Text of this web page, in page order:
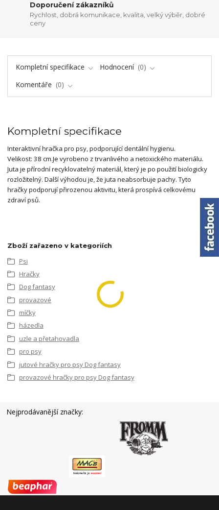
Doporučení zákazníků
Rychlost, dobrá komunikace, kvalita, velký výběr, dobré
ceny
Kompletní specifikace Hodnocení
0
Komentáře
0
Kompletní specifikace
Interaktivní hračka pro psy, podporující dentální hygienu.
Velikost: 38 cm.Je vyrobeno z trvanlivého a netoxického materiálu.
Juta je přírodní recyklovatelný materiál, který je po použití biologicky
rozložitelný. Další výhodou je, že juta neabsorbuje pachy. Tyto
hračky podporují přirozenou aktivitu, která prospívá celkovému
zdraví psů.
Zboží zařazeno v kategoriích
Psi
Hračky
Dog fantasy
provazové
míčky
házedla
uzle a přetahovadla
pro psy
jutové hračky pro psy Dog fantasy
provazové hračky pro psy Dog fantasy
Nejprodávanější značky: